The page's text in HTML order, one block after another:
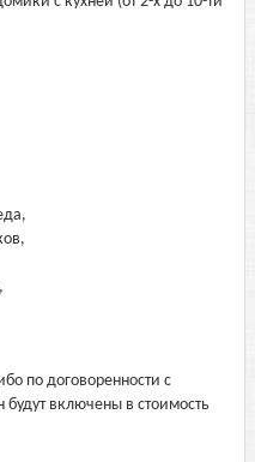
по договоренности с
включены в стоимость